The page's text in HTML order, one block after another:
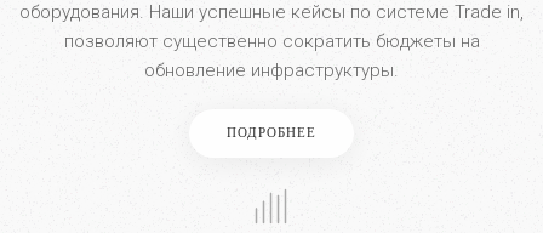
оборудования. Наши успешные кейсы по системе Trade in,
позволяют существенно сократить бюджеты на
обновление инфраструктуры.
ПОДРОБНЕЕ